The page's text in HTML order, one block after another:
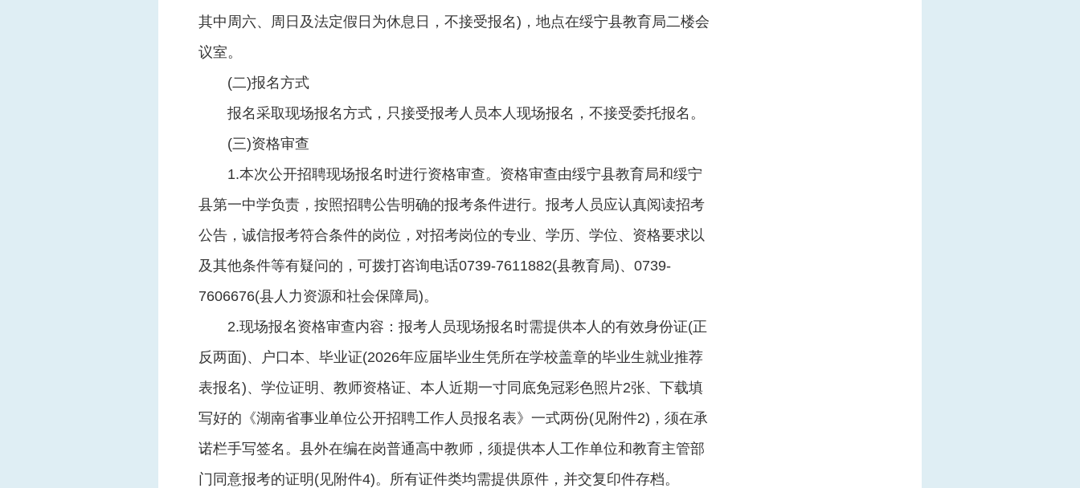
其中周六、周日及法定假日为休息日，不接受报名)，地点在绥宁县教育局二楼会
议室。
(二)报名方式
报名采取现场报名方式，只接受报考人员本人现场报名，不接受委托报名。
(三)资格审查
1.本次公开招聘现场报名时进行资格审查。资格审查由绥宁县教育局和绥宁
县第一中学负责，按照招聘公告明确的报考条件进行。报考人员应认真阅读招考
公告，诚信报考符合条件的岗位，对招考岗位的专业、学历、学位、资格要求以
及其他条件等有疑问的，可拨打咨询电话0739-7611882(县教育局)、0739-
7606676(县人力资源和社会保障局)。
2.现场报名资格审查内容：报考人员现场报名时需提供本人的有效身份证(正
反两面)、户口本、毕业证(2026年应届毕业生凭所在学校盖章的毕业生就业推荐
表报名)、学位证明、教师资格证、本人近期一寸同底免冠彩色照片2张、下载填
写好的《湖南省事业单位公开招聘工作人员报名表》一式两份(见附件2)，须在承
诺栏手写签名。县外在编在岗普通高中教师，须提供本人工作单位和教育主管部
门同意报考的证明(见附件4)。所有证件类均需提供原件，并交复印件存档。